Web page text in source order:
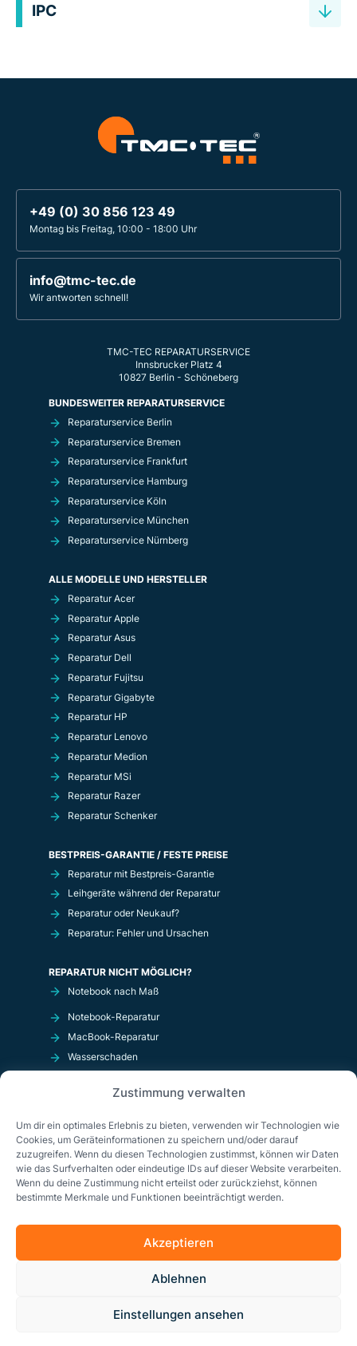
Zustimmung verwalten
Um dir ein optimales Erlebnis zu bieten, verwenden wir Technologien wie
Cookies, um Geräteinformationen zu speichern und/oder darauf
zuzugreifen. Wenn du diesen Technologien zustimmst, können wir Daten
wie das Surfverhalten oder eindeutige IDs auf dieser Website verarbeiten.
Wenn du deine Zustimmung nicht erteilst oder zurückziehst, können
bestimmte Merkmale und Funktionen beeinträchtigt werden.
Akzeptieren
Ablehnen
Einstellungen ansehen
IPC
+49 (0) 30 856 123 49
Montag bis Freitag, 10:00 - 18:00 Uhr
info@tmc-tec.de
Wir antworten schnell!
TMC-TEC REPARATURSERVICE
Innsbrucker Platz 4
10827 Berlin - Schöneberg
BUNDESWEITER REPARATURSERVICE
Reparaturservice Berlin
Reparaturservice Bremen
Reparaturservice Frankfurt
Reparaturservice Hamburg
Reparaturservice Köln
Reparaturservice München
Reparaturservice Nürnberg
ALLE MODELLE UND HERSTELLER
Reparatur Acer
Reparatur Apple
Reparatur Asus
Reparatur Dell
Reparatur Fujitsu
Reparatur Gigabyte
Reparatur HP
Reparatur Lenovo
Reparatur Medion
Reparatur MSi
Reparatur Razer
Reparatur Schenker
BESTPREIS-GARANTIE / FESTE PREISE
Reparatur mit Bestpreis-Garantie
Leihgeräte während der Reparatur
Reparatur oder Neukauf?
Reparatur: Fehler und Ursachen
REPARATUR NICHT MÖGLICH?
Notebook nach Maß
Notebook-Reparatur
MacBook-Reparatur
Wasserschaden
OnlineShop
© Copyright 2026 Solda GmbH